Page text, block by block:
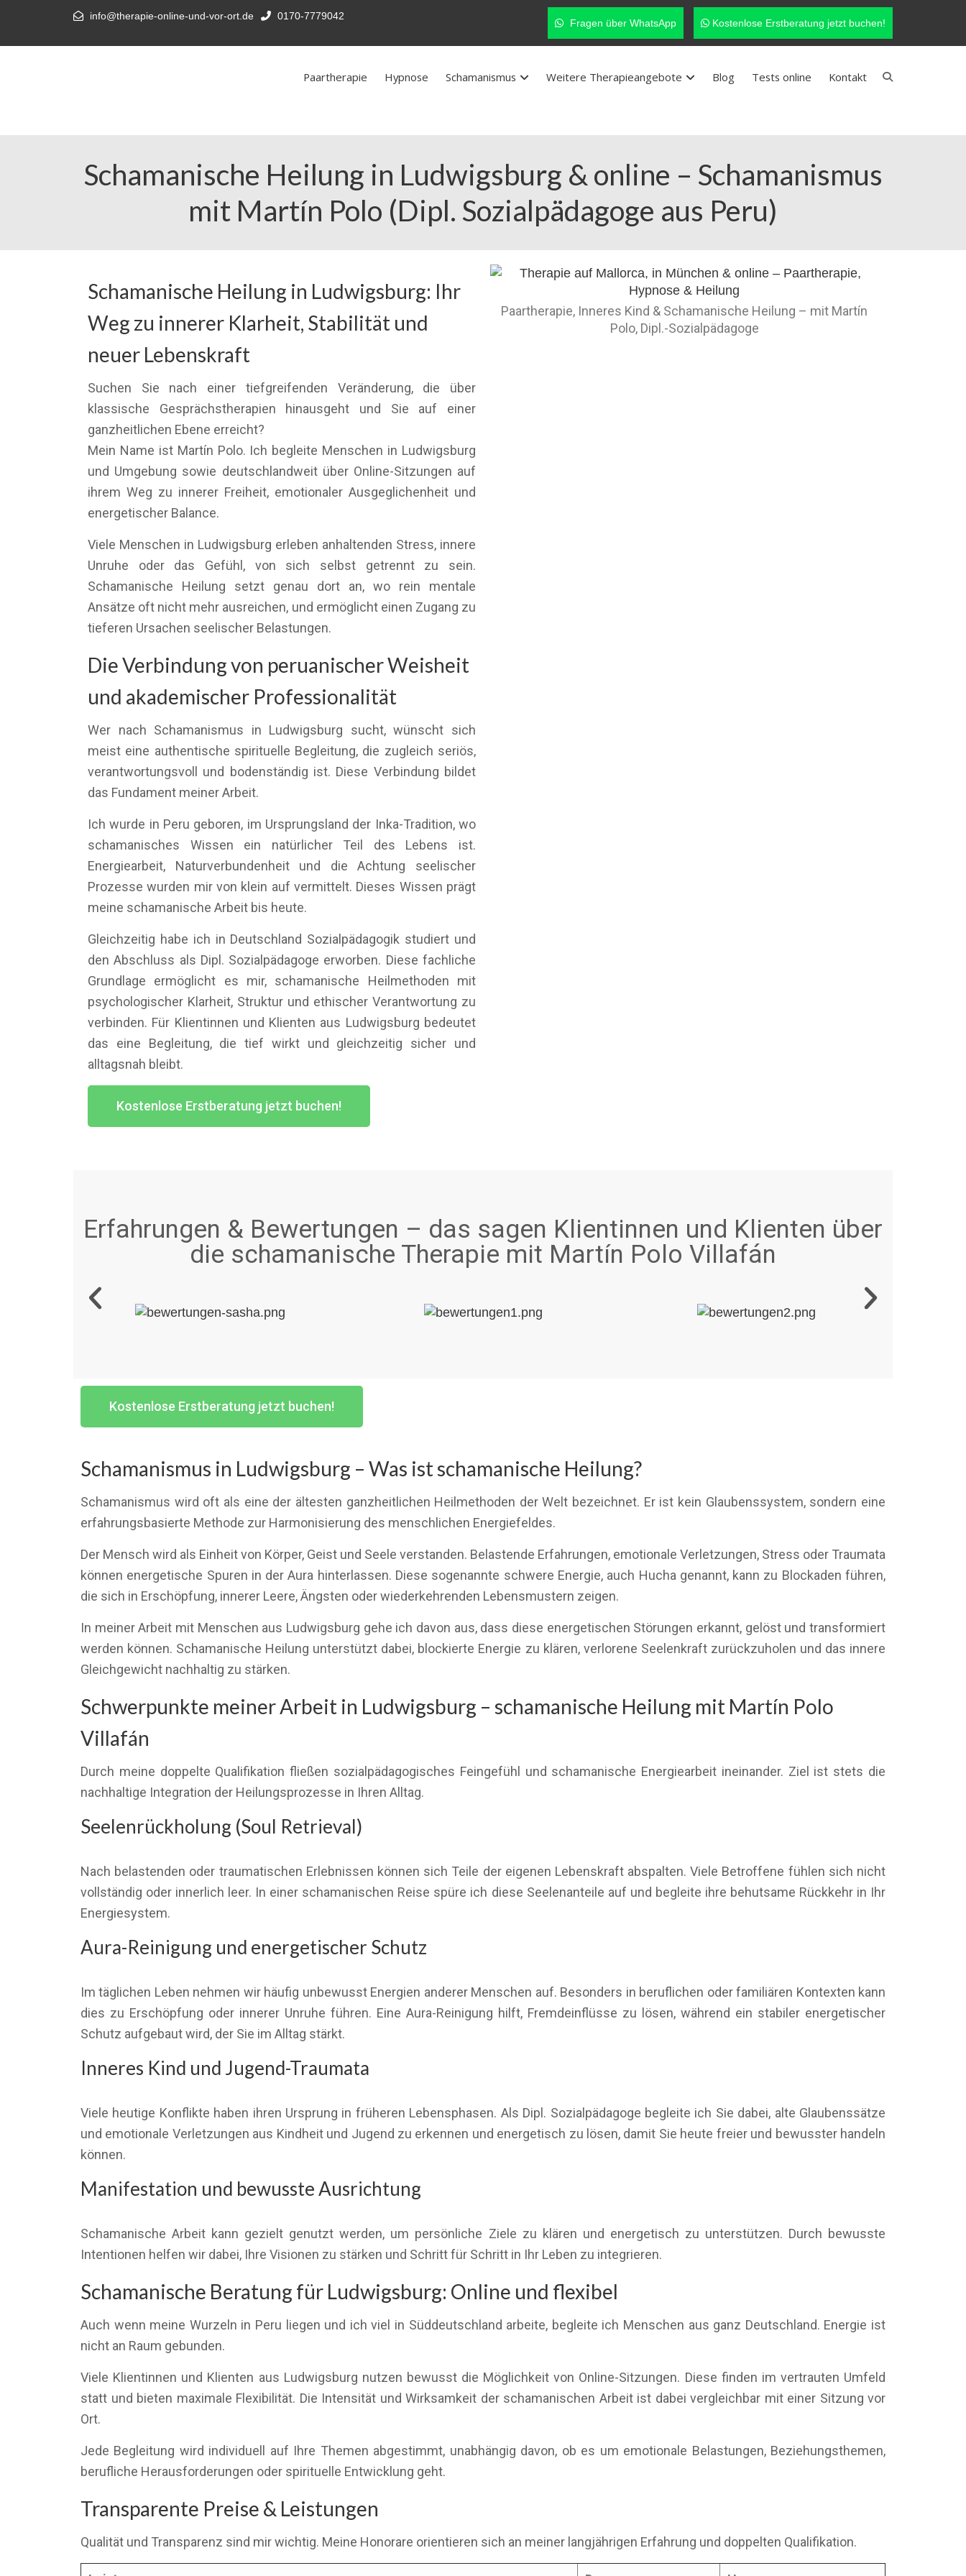
info@therapie-online-und-vor-ort.de 0170-7779042
Fragen über WhatsApp Kostenlose Erstberatung jetzt buchen!
Paartherapie Hypnose Schamanismus Weitere Therapieangebote Blog Tests online Kontakt
Schamanische Heilung in Ludwigsburg & online – Schamanismus
mit Martín Polo (Dipl. Sozialpädagoge aus Peru)
Schamanische Heilung in Ludwigsburg: Ihr
Weg zu innerer Klarheit, Stabilität und
neuer Lebenskraft
Suchen Sie nach einer tiefgreifenden Veränderung, die über
klassische Gesprächstherapien hinausgeht und Sie auf einer
ganzheitlichen Ebene erreicht?
Mein Name ist Martín Polo. Ich begleite Menschen in Ludwigsburg
und Umgebung sowie deutschlandweit über Online-Sitzungen auf
ihrem Weg zu innerer Freiheit, emotionaler Ausgeglichenheit und
energetischer Balance.
Viele Menschen in Ludwigsburg erleben anhaltenden Stress, innere
Unruhe oder das Gefühl, von sich selbst getrennt zu sein.
Schamanische Heilung setzt genau dort an, wo rein mentale
Ansätze oft nicht mehr ausreichen, und ermöglicht einen Zugang zu
tieferen Ursachen seelischer Belastungen.
Die Verbindung von peruanischer Weisheit
und akademischer Professionalität
Wer nach Schamanismus in Ludwigsburg sucht, wünscht sich
meist eine authentische spirituelle Begleitung, die zugleich seriös,
verantwortungsvoll und bodenständig ist. Diese Verbindung bildet
das Fundament meiner Arbeit.
Ich wurde in Peru geboren, im Ursprungsland der Inka-Tradition, wo
schamanisches Wissen ein natürlicher Teil des Lebens ist.
Energiearbeit, Naturverbundenheit und die Achtung seelischer
Prozesse wurden mir von klein auf vermittelt. Dieses Wissen prägt
meine schamanische Arbeit bis heute.
Gleichzeitig habe ich in Deutschland Sozialpädagogik studiert und
den Abschluss als Dipl. Sozialpädagoge erworben. Diese fachliche
Grundlage ermöglicht es mir, schamanische Heilmethoden mit
psychologischer Klarheit, Struktur und ethischer Verantwortung zu
verbinden. Für Klientinnen und Klienten aus Ludwigsburg bedeutet
das eine Begleitung, die tief wirkt und gleichzeitig sicher und
alltagsnah bleibt.
Kostenlose Erstberatung jetzt buchen!
Paartherapie, Inneres Kind & Schamanische Heilung – mit Martín
Polo, Dipl.-Sozialpädagoge
Erfahrungen & Bewertungen – das sagen Klientinnen und Klienten über
die schamanische Therapie mit Martín Polo Villafán
Kostenlose Erstberatung jetzt buchen!
Schamanismus in Ludwigsburg – Was ist schamanische Heilung?
Schamanismus wird oft als eine der ältesten ganzheitlichen Heilmethoden der Welt bezeichnet. Er ist kein Glaubenssystem, sondern eine
erfahrungsbasierte Methode zur Harmonisierung des menschlichen Energiefeldes.
Der Mensch wird als Einheit von Körper, Geist und Seele verstanden. Belastende Erfahrungen, emotionale Verletzungen, Stress oder Traumata
können energetische Spuren in der Aura hinterlassen. Diese sogenannte schwere Energie, auch Hucha genannt, kann zu Blockaden führen,
die sich in Erschöpfung, innerer Leere, Ängsten oder wiederkehrenden Lebensmustern zeigen.
In meiner Arbeit mit Menschen aus Ludwigsburg gehe ich davon aus, dass diese energetischen Störungen erkannt, gelöst und transformiert
werden können. Schamanische Heilung unterstützt dabei, blockierte Energie zu klären, verlorene Seelenkraft zurückzuholen und das innere
Gleichgewicht nachhaltig zu stärken.
Schwerpunkte meiner Arbeit in Ludwigsburg – schamanische Heilung mit Martín Polo
Villafán
Durch meine doppelte Qualifikation fließen sozialpädagogisches Feingefühl und schamanische Energiearbeit ineinander. Ziel ist stets die
nachhaltige Integration der Heilungsprozesse in Ihren Alltag.
Seelenrückholung (Soul Retrieval)
Nach belastenden oder traumatischen Erlebnissen können sich Teile der eigenen Lebenskraft abspalten. Viele Betroffene fühlen sich nicht
vollständig oder innerlich leer. In einer schamanischen Reise spüre ich diese Seelenanteile auf und begleite ihre behutsame Rückkehr in Ihr
Energiesystem.
Aura-Reinigung und energetischer Schutz
Im täglichen Leben nehmen wir häufig unbewusst Energien anderer Menschen auf. Besonders in beruflichen oder familiären Kontexten kann
dies zu Erschöpfung oder innerer Unruhe führen. Eine Aura-Reinigung hilft, Fremdeinflüsse zu lösen, während ein stabiler energetischer
Schutz aufgebaut wird, der Sie im Alltag stärkt.
Inneres Kind und Jugend-Traumata
Viele heutige Konflikte haben ihren Ursprung in früheren Lebensphasen. Als Dipl. Sozialpädagoge begleite ich Sie dabei, alte Glaubenssätze
und emotionale Verletzungen aus Kindheit und Jugend zu erkennen und energetisch zu lösen, damit Sie heute freier und bewusster handeln
können.
Manifestation und bewusste Ausrichtung
Schamanische Arbeit kann gezielt genutzt werden, um persönliche Ziele zu klären und energetisch zu unterstützen. Durch bewusste
Intentionen helfen wir dabei, Ihre Visionen zu stärken und Schritt für Schritt in Ihr Leben zu integrieren.
Schamanische Beratung für Ludwigsburg: Online und flexibel
Auch wenn meine Wurzeln in Peru liegen und ich viel in Süddeutschland arbeite, begleite ich Menschen aus ganz Deutschland. Energie ist
nicht an Raum gebunden.
Viele Klientinnen und Klienten aus Ludwigsburg nutzen bewusst die Möglichkeit von Online-Sitzungen. Diese finden im vertrauten Umfeld
statt und bieten maximale Flexibilität. Die Intensität und Wirksamkeit der schamanischen Arbeit ist dabei vergleichbar mit einer Sitzung vor
Ort.
Jede Begleitung wird individuell auf Ihre Themen abgestimmt, unabhängig davon, ob es um emotionale Belastungen, Beziehungsthemen,
berufliche Herausforderungen oder spirituelle Entwicklung geht.
Transparente Preise & Leistungen
Qualität und Transparenz sind mir wichtig. Meine Honorare orientieren sich an meiner langjährigen Erfahrung und doppelten Qualifikation.